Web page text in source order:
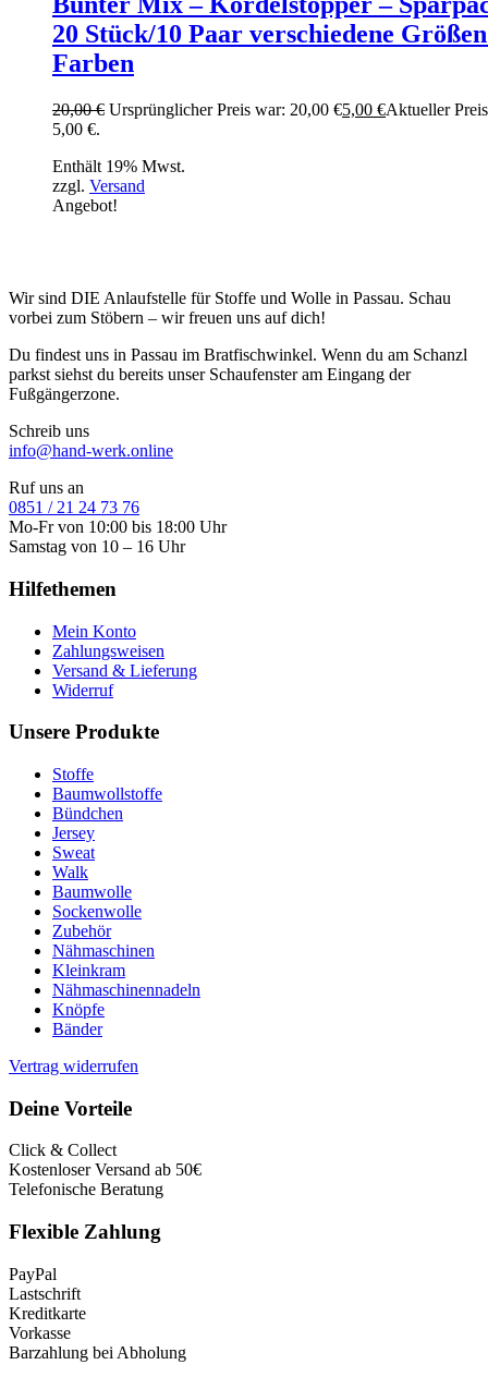
20 Stück/10 Paar verschiedene
Farben
20,00€ Ursprünglicher Preis war: 20,00 €5,00 €Aktueller
5,00 €.
Enthält 19% Mwst.
zzgl. Versand
Angebot!
Wir sind DIE Anlaufstelle für Stoffe und Wolle in Passau. Schau
vorbei zum Stöbern – wir freuen uns auf dich!
Du findest uns in Passau im Bratfischwinkel. Wenn du am Schanzl
parkst siehst du bereits unser Schaufenster am Eingang der
Fußgängerzone.
Schreib uns
info@hand-werk.online
Ruf uns an
0851 / 21 24 73 76
Mo-Fr von 10:00 bis 18:00 Uhr
Samstag von 10 – 16 Uhr
Hilfethemen
Mein Konto
Zahlungsweisen
Versand & Lieferung
Widerruf
Unsere Produkte
Stoffe
Baumwollstoffe
Bündchen
Jersey
Sweat
Walk
Baumwolle
Sockenwolle
Zubehör
Nähmaschinen
Kleinkram
Nähmaschinennadeln
Knöpfe
Bänder
Vertrag widerrufen
Deine Vorteile
Click & Collect
Kostenloser Versand ab 50€
Telefonische Beratung
Flexible Zahlung
PayPal
Lastschrift
Kreditkarte
Vorkasse
Barzahlung bei Abholung